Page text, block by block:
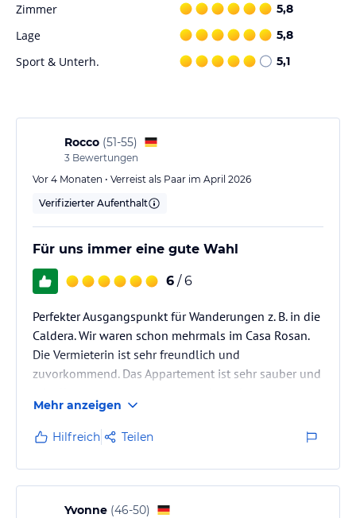
Zimmer 5,8
Lage 5,8
Sport & Unterh. 5,1
Rocco (51-55)
3 Bewertungen
Vor 4 Monaten • Verreist als Paar im April 2026
Verifizierter Aufenthalt
Für uns immer eine gute Wahl
6 / 6
Perfekter Ausgangspunkt für Wanderungen z. B. in die
Caldera. Wir waren schon mehrmals im Casa Rosan.
Die Vermieterin ist sehr freundlich und
zuvorkommend. Das Appartement ist sehr sauber und
Mehr anzeigen
Hilfreich Teilen
Yvonne (46-50)